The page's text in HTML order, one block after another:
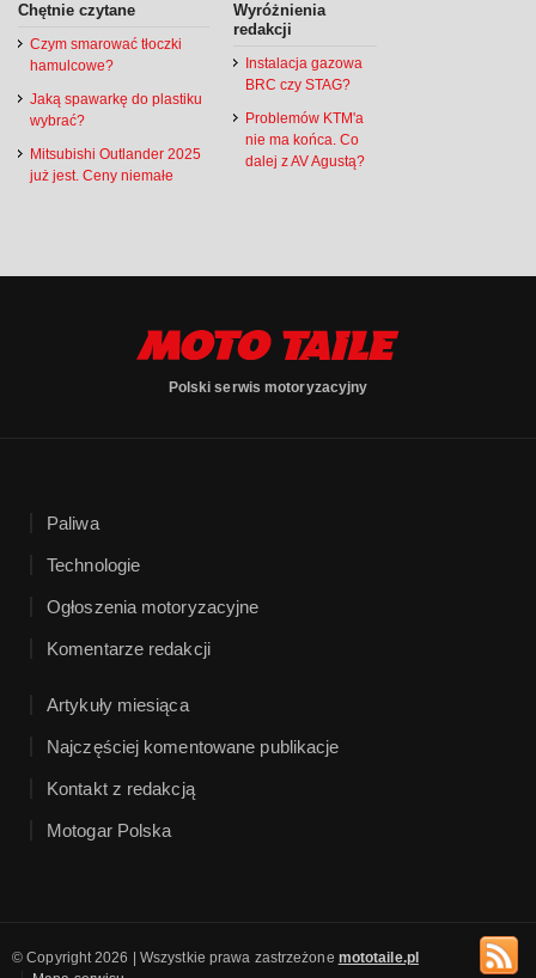
Chętnie czytane
Czym smarować tłoczki
hamulcowe?
Jaką spawarkę do plastiku
wybrać?
Mitsubishi Outlander 2025
już jest. Ceny niemałe
Wyróżnienia
redakcji
Instalacja gazowa
BRC czy STAG?
Problemów KTM'a
nie ma końca. Co
dalej z AV Agustą?
Polski serwis motoryzacyjny
Paliwa
Technologie
Ogłoszenia motoryzacyjne
Komentarze redakcji
Artykuły miesiąca
Najczęściej komentowane publikacje
Kontakt z redakcją
Motogar Polska
© Copyright 2026 | Wszystkie prawa zastrzeżone mototaile.pl